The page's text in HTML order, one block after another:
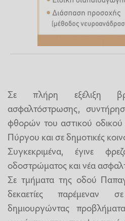
Σε πλήρη εξέλιξη
ασφαλτόστρωσης,
φθορών του αστικού
Πύργου και σε δημοτικές
Συγκεκριμένα, έγινε
οδοστρώματος και νέα
Σε τμήματα της οδού
δεκαετίες παρέμεναν
δημιουργώντας